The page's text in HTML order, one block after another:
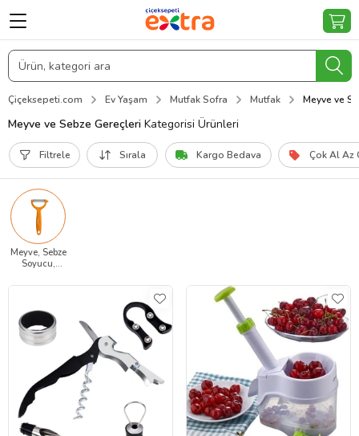
Çiçeksepeti.com Ev Yaşam Mutfak Sofra Mutfak Meyve ve
Meyve ve Sebze Gereçleri Kategorisi Ürünleri
Filtrele Sırala Kargo Bedava Çok Al Az
Meyve, Sebze
Soyucu,